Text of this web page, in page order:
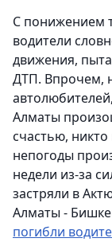
С понижением
водители
движения,
ДТП. Впрочем,
Алматы
счастью, никто
непогоды
недели из-за
застряли в
Алматы -
погибли